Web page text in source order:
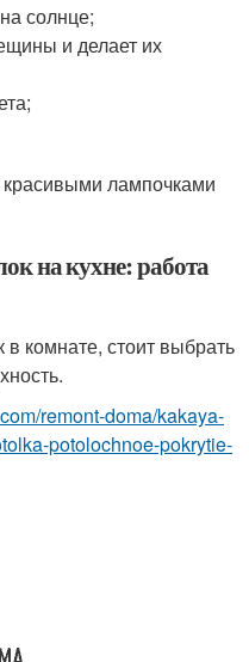
солнце;
и делает их
лампочками
на кухне: работа
комнате, стоит выбрать
remont-doma/kakaya-
potolochnoe-pokrytie-